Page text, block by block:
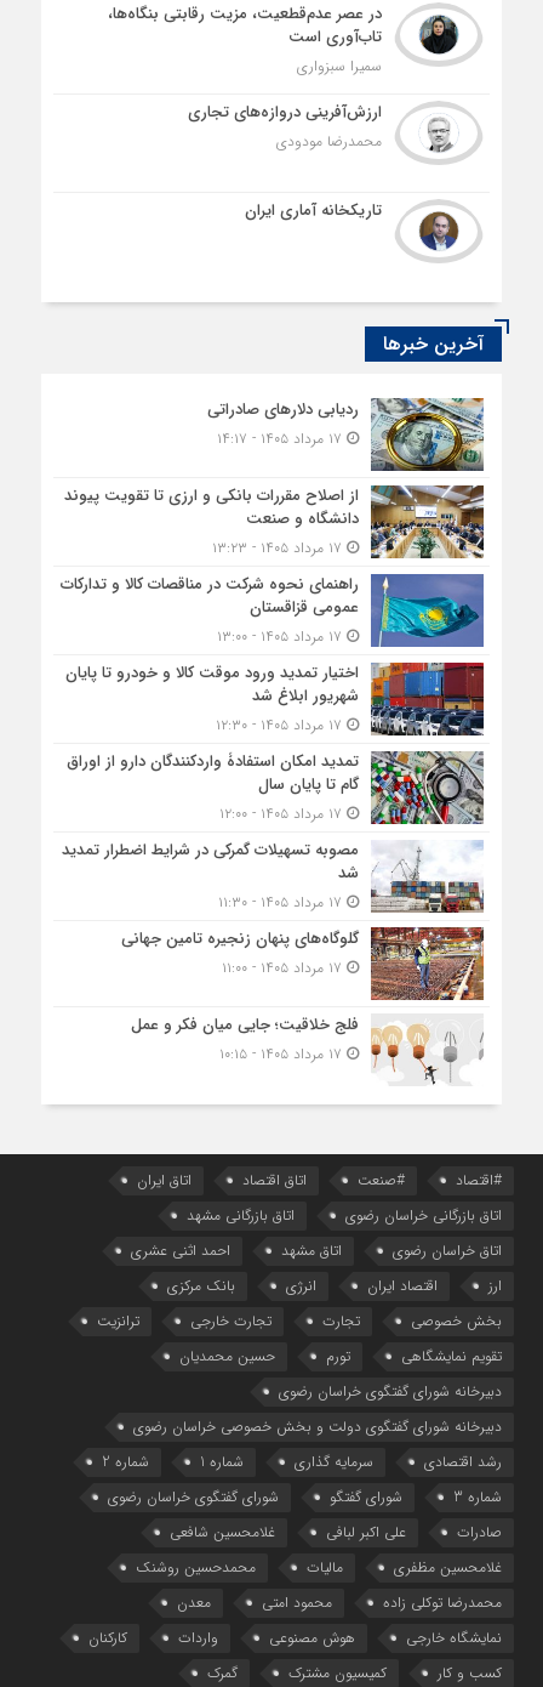
در عصر عدم‌قطعیت، مزیت رقابتی بنگاه‌ها،
تاب‌آوری است
سمیرا سبزواری
ارزش‌آفرینی دروازه‌های تجاری
محمدرضا مودودی
تاریکخانه آماری ایران
آخرین خبرها
ردیابی دلارهای صادراتی
از اصلاح مقررات بانکی و ارزی تا تقویت پیوند
دانشگاه و صنعت
راهنمای نحوه شرکت در مناقصات کالا و تدارکات
عمومی قزاقستان
اختیار تمدید ورود موقت کالا و خودرو تا پایان
شهریور ابلاغ شد
تمدید امکان استفادۀ واردکنندگان دارو از اوراق
گام تا پایان سال
مصوبه تسهیلات گمرکی در شرایط اضطرار تمدید
شد
گلوگاه‌های پنهان زنجیره تامین جهانی
فلج خلاقیت؛ جایی میان فکر و عمل
#اقتصاد #صنعت اتاق اقتصاد
اتاق ایران
اتاق بازرگانی خراسان رضوی
اتاق بازرگانی مشهد
اتاق خراسان رضوی
اتاق مشهد
احمد اثنی عشری
ارز
اقتصاد ایران انرژی
بانک مرکزی
بخش خصوصی
تجارت تجارت خارجی
ترانزیت
تقویم نمایشگاهی
تورم
حسین محمدیان
دبیرخانه شورای گفتگوی خراسان رضوی
دبیرخانه شورای گفتگوی دولت و بخش خصوصی خراسان رضوی
رشد اقتصادی
سرمایه گذاری شماره 1
شماره 2
شماره 3
شورای گفتگو
شورای گفتگوی خراسان رضوی
صادرات
علی اکبر لبافی
غلامحسین شافعی
غلامحسین مظفری
مالیات
محمدحسین روشنک
محمدرضا توکلی زاده
محمود امتی
معدن
نمایشگاه خارجی
هوش مصنوعی واردات
کارکنان
کسب و کار
کمیسیون مشترک گمرک